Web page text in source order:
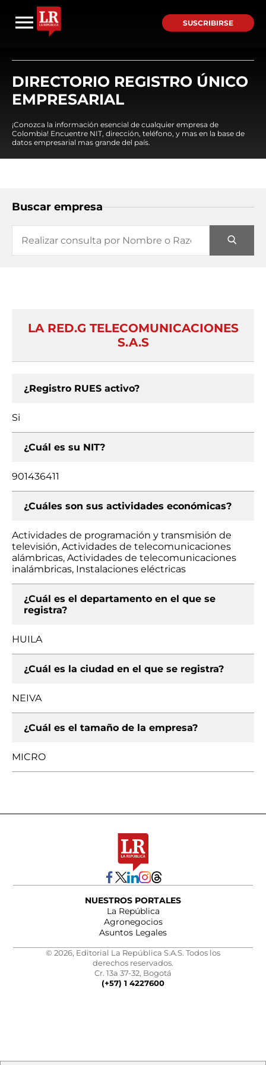
SUSCRIBIRSE
DIRECTORIO REGISTRO ÚNICO
EMPRESARIAL
¡Conozca la información esencial de cualquier empresa de
Colombia! Encuentre NIT, dirección, teléfono, y mas en la base de
datos empresarial mas grande del país.
Buscar empresa
LA RED.G TELECOMUNICACIONES
S.A.S
¿Registro RUES activo?
Si
¿Cuál es su NIT?
901436411
¿Cuáles son sus actividades económicas?
Actividades de programación y transmisión de
televisión, Actividades de telecomunicaciones
alámbricas, Actividades de telecomunicaciones
inalámbricas, Instalaciones eléctricas
¿Cuál es el departamento en el que se
registra?
HUILA
¿Cuál es la ciudad en el que se registra?
NEIVA
¿Cuál es el tamaño de la empresa?
MICRO
NUESTROS PORTALES
La República
Agronegocios
Asuntos Legales
© 2026, Editorial La República S.A.S. Todos los
derechos reservados.
Cr. 13a 37-32, Bogotá
(+57) 1 4227600